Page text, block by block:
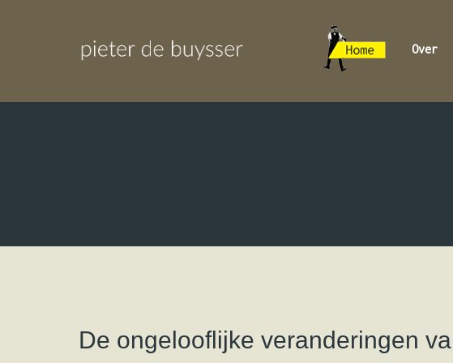
Over
De ongelooflijke veranderingen